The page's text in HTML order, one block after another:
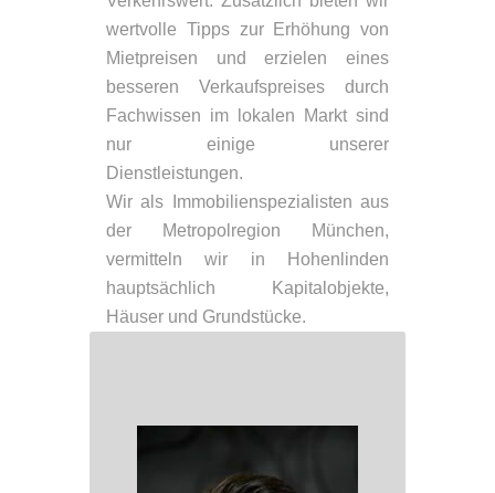
wertvolle Tipps zur Erhöhung von
Mietpreisen und erzielen eines
besseren Verkaufspreises durch
Fachwissen im lokalen Markt sind
nur einige unserer
Dienstleistungen.
Wir als Immobilienspezialisten aus
der Metropolregion München,
vermitteln wir in Hohenlinden
hauptsächlich Kapitalobjekte,
Häuser und Grundstücke.